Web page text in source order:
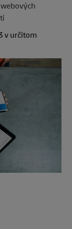
v určitom